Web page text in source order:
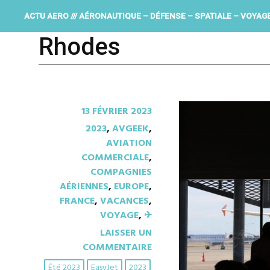
ACTU AERO /// AÉRONAUTIQUE – DÉFENSE – SPATIALE –
Rhodes
13 FÉVRIER 2023
2023,AVGEEK,
AVIATION
COMMERCIALE,
COMPAGNIES
AÉRIENNES, EUROPE,
FRANCE,VACANCES,
VOYAGE, ✈︎
LAISSER UN
COMMENTAIRE